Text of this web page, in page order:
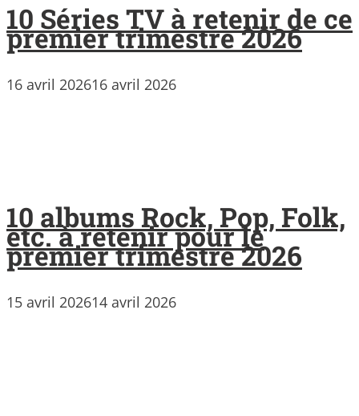
10 Séries TV à retenir de ce
premier trimestre 2026
16 avril 202616 avril 2026
10 albums Rock, Pop, Folk,
etc. à retenir pour le
premier trimestre 2026
15 avril 202614 avril 2026